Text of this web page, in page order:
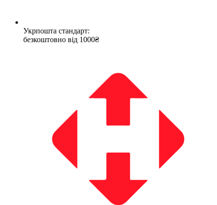
Укрпошта стандарт:
безкоштовно від 1000₴